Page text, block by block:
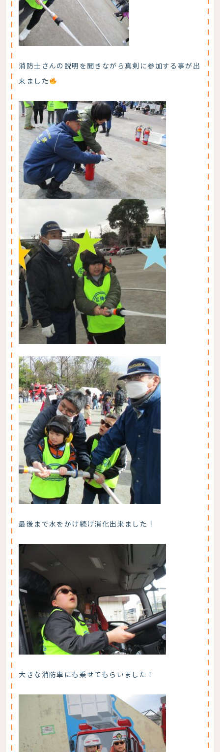
消防士さんの説明を聞きながら真剣に参加する事が出
来ました
最後まで水をかけ続け消化出来ました
大きな消防車にも乗せてもらいました！